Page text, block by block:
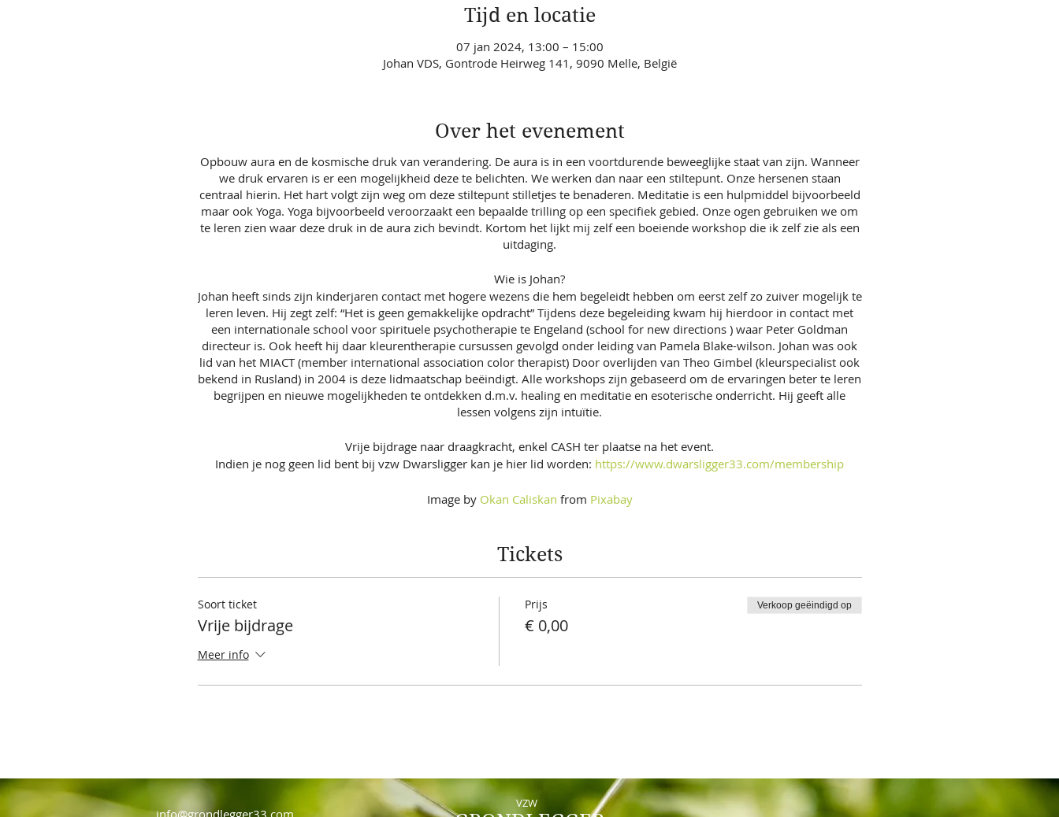
Tijd en locatie
07 jan 2024, 13:00 – 15:00
Johan VDS, Gontrode Heirweg 141, 9090 Melle, België
Over het evenement
Opbouw aura en de kosmische druk van verandering. De aura is in een voortdurende beweeglijke staat van zijn. Wanneer
we druk ervaren is er een mogelijkheid deze te belichten. We werken dan naar een stiltepunt. Onze hersenen staan
centraal hierin. Het hart volgt zijn weg om deze stiltepunt stilletjes te benaderen. Meditatie is een hulpmiddel bijvoorbeeld
maar ook Yoga. Yoga bijvoorbeeld veroorzaakt een bepaalde trilling op een specifiek gebied. Onze ogen gebruiken we om
te leren zien waar deze druk in de aura zich bevindt. Kortom het lijkt mij zelf een boeiende workshop die ik zelf zie als een
uitdaging.
Wie is Johan?
Johan heeft sinds zijn kinderjaren contact met hogere wezens die hem begeleidt hebben om eerst zelf zo zuiver mogelijk te
leren leven. Hij zegt zelf: “Het is geen gemakkelijke opdracht” Tijdens deze begeleiding kwam hij hierdoor in contact met
een internationale school voor spirituele psychotherapie te Engeland (school for new directions ) waar Peter Goldman
directeur is. Ook heeft hij daar kleurentherapie cursussen gevolgd onder leiding van Pamela Blake-wilson. Johan was ook
lid van het MIACT (member international association color therapist) Door overlijden van Theo Gimbel (kleurspecialist ook
bekend in Rusland) in 2004 is deze lidmaatschap beëindigt. Alle workshops zijn gebaseerd om de ervaringen beter te leren
begrijpen en nieuwe mogelijkheden te ontdekken d.m.v. healing en meditatie en esoterische onderricht. Hij geeft alle
lessen volgens zijn intuïtie.
Vrije bijdrage naar draagkracht, enkel CASH ter plaatse na het event.
Indien je nog geen lid bent bij vzw Dwarsligger kan je hier lid worden: https://www.dwarsligger33.com/membership
Image by Okan Caliskan from Pixabay
Tickets
Soort ticket
Vrije bijdrage
Meer info
Prijs
€ 0,00
Verkoop geëindigd op
VZW